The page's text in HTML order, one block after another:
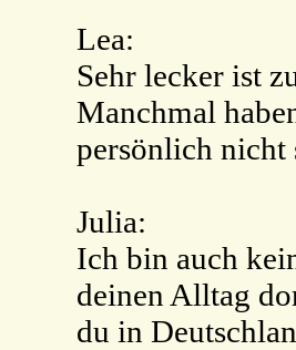
Lea:
Sehr lecker ist
Manchmal
persönlich nicht
Julia:
Ich bin auch
deinen Alltag
du in